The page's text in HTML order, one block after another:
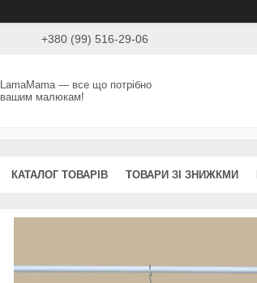
+380 (99) 516-29-06
LamaMama — все що потрібно
вашим малюкам!
КАТАЛОГ ТОВАРІВ ТОВАРИ ЗІ ЗНИЖКМИ